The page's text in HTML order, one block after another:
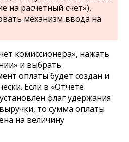
на расчетный счет»),
механизм ввода на
комиссионера», нажать
и выбрать
оплаты будет создан и
Если в «Отчете
флаг удержания
то сумма оплаты
на величину